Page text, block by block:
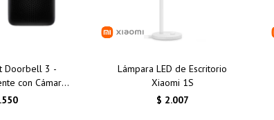
Doorbell 3 -
con Cámara
y
Lámpara LED de Escritorio
Xiaomi 1S
$ 2.007